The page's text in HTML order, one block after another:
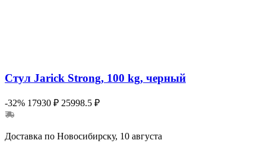
Стул Jarick Strong, 100 kg, черный
-32% 17930 ₽ 25998.5 ₽
Доставка по Новосибирску, 10 августа